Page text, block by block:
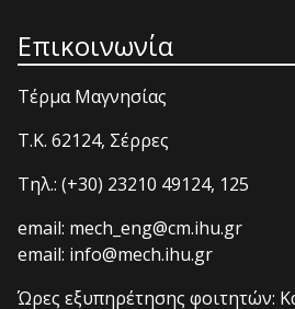
Επικοινωνία
Τέρμα Μαγνησίας
T.K. 62124, Σέρρες
Τηλ.: (+30) 23210 49124, 125
email: mech_eng@cm.ihu.gr
email: info@mech.ihu.gr
Ώρες εξυπηρέτησης φοιτητών: